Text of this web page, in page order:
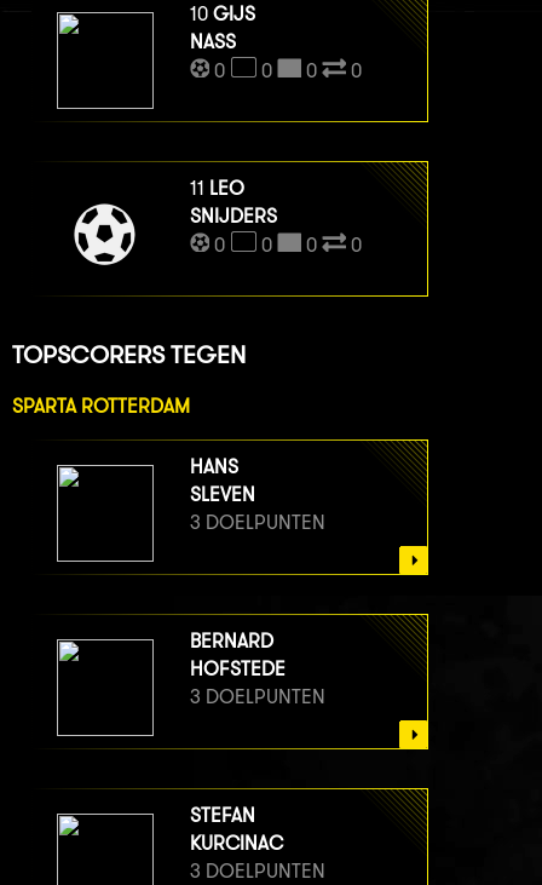
10 GIJS
NASS
0
0 0 0
11 LEO
SNIJDERS
0
0 0 0
TOPSCORERS TEGEN
SPARTA ROTTERDAM
HANS
SLEVEN
3 DOELPUNTEN
BERNARD
HOFSTEDE
3 DOELPUNTEN
STEFAN
KURCINAC
3 DOELPUNTEN